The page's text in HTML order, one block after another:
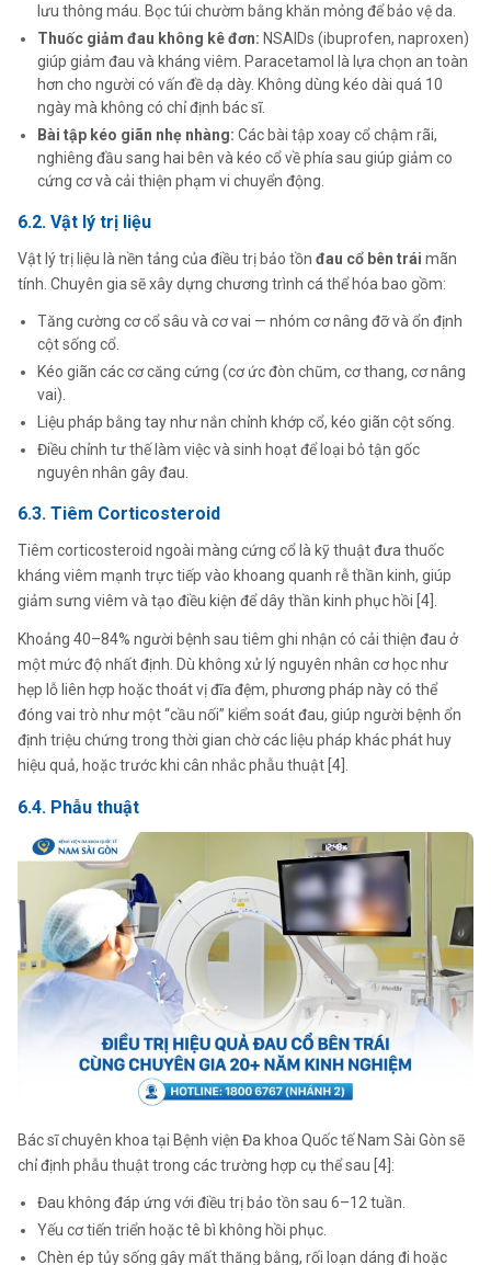
lưu thông máu. Bọc túi chườm bằng khăn mỏng để bảo vệ da.
Thuốc giảm đau không kê đơn: NSAIDs (ibuprofen, naproxen)
giúp giảm đau và kháng viêm. Paracetamol là lựa chọn an toàn
hơn cho người có vấn đề dạ dày. Không dùng kéo dài quá 10
ngày mà không có chỉ định bác sĩ.
Bài tập kéo giãn nhẹ nhàng: Các bài tập xoay cổ chậm rãi,
nghiêng đầu sang hai bên và kéo cổ về phía sau giúp giảm co
cứng cơ và cải thiện phạm vi chuyển động.
6.2. Vật lý trị liệu
Vật lý trị liệu là nền tảng của điều trị bảo tồn đau cổ bên trái mãn
tính. Chuyên gia sẽ xây dựng chương trình cá thể hóa bao gồm:
Tăng cường cơ cổ sâu và cơ vai — nhóm cơ nâng đỡ và ổn định
cột sống cổ.
Kéo giãn các cơ căng cứng (cơ ức đòn chũm, cơ thang, cơ nâng
vai).
Liệu pháp bằng tay như nắn chỉnh khớp cổ, kéo giãn cột sống.
Điều chỉnh tư thế làm việc và sinh hoạt để loại bỏ tận gốc
nguyên nhân gây đau.
6.3. Tiêm Corticosteroid
Tiêm corticosteroid ngoài màng cứng cổ là kỹ thuật đưa thuốc
kháng viêm mạnh trực tiếp vào khoang quanh rễ thần kinh, giúp
giảm sưng viêm và tạo điều kiện để dây thần kinh phục hồi [4].
Khoảng 40–84% người bệnh sau tiêm ghi nhận có cải thiện đau ở
một mức độ nhất định. Dù không xử lý nguyên nhân cơ học như
hẹp lỗ liên hợp hoặc thoát vị đĩa đệm, phương pháp này có thể
đóng vai trò như một “cầu nối” kiểm soát đau, giúp người bệnh ổn
định triệu chứng trong thời gian chờ các liệu pháp khác phát huy
hiệu quả, hoặc trước khi cân nhắc phẫu thuật [4].
6.4. Phẫu thuật
Bác sĩ chuyên khoa tại Bệnh viện Đa khoa Quốc tế Nam Sài Gòn sẽ
chỉ định phẫu thuật trong các trường hợp cụ thể sau [4]:
Đau không đáp ứng với điều trị bảo tồn sau 6–12 tuần.
Yếu cơ tiến triển hoặc tê bì không hồi phục.
Chèn ép tủy sống gây mất thăng bằng, rối loạn dáng đi hoặc